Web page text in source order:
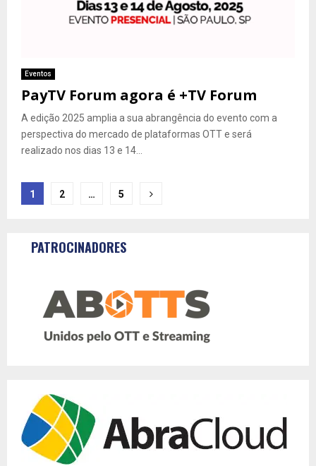
Eventos
PayTV Forum agora é +TV Forum
A edição 2025 amplia a sua abrangência do evento com a
perspectiva do mercado de plataformas OTT e será
realizado nos dias 13 e 14...
Navegação
posts
1 2 … 5
PATROCINADORES